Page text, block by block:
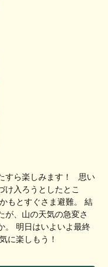
すら楽しみます！ 思い
け入ろうとしたとこ
もとすぐさま避難。 結
が、山の天気の急変さ
。 明日はいよいよ最終
気に楽しもう！